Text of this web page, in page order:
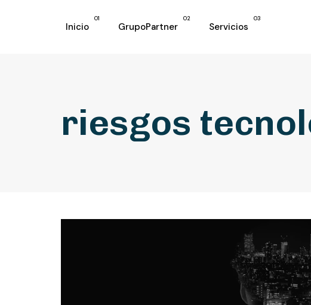
Inicio
01
GrupoPartner
02
Servicios
03
riesgos